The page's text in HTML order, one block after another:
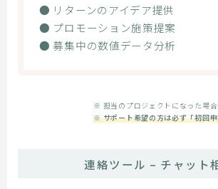
● リターンのアイデア提供
● プロモーション施策提案
● 募集中の数値データ分析
※ 担当のプロジェクトになった場
※ サポート希望の方は必ず「初回
連絡ツール – チャット